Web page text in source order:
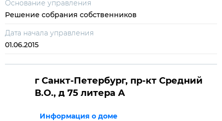
Основание управления
Решение собрания собственников
Дата начала управления
01.06.2015
г Санкт-Петербург, пр-кт Средний
В.О., д 75 литера А
Информация о доме